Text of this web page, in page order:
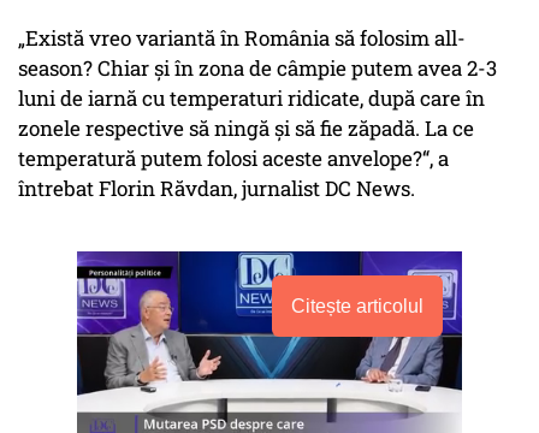
„Există vreo variantă în România să folosim all-
season? Chiar și în zona de câmpie putem avea 2-3
luni de iarnă cu temperaturi ridicate, după care în
zonele respective să ningă și să fie zăpadă. La ce
temperatură putem folosi aceste anvelope?“, a
întrebat Florin Răvdan, jurnalist DC News.
Citește articolul